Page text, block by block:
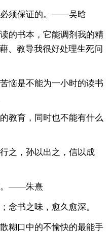
必须保证的。——吴晗
的书本，它能调剂我的精
、教导我很好处理生死问
恼是不能为一小时的读书
教育，同时也不能有什么
之，孙以出之，信以成
。——朱熹
念书之味，愈久愈深。
糊口中的不愉快的最能手